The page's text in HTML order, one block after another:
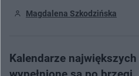
Magdalena Szkodzińska
Kalendarze